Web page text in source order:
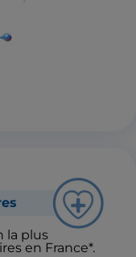
la plus
en France*.